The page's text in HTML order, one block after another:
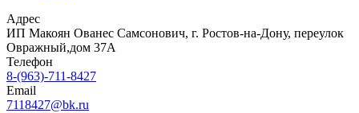
Адрес
ИП Макоян Ованес Самсонович, г. Ростов-на-Дону, переулок
Овражный,дом 37А
Телефон
8-(963)-711-8427
Email
7118427@bk.ru